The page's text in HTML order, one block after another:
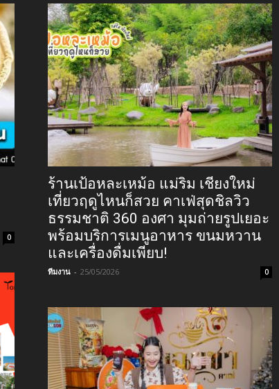
0
ร้านเป้อหละเหม้อ แม่ริม เชียงใหม่
เที่ยวฤดูไหนก็สวย คาเฟ่สุดชิลวิว
ธรรมชาติ 360 องศา มุมถ่ายรูปเยอะ
พร้อมบริการเมนูอาหาร ขนมหวาน
และเครื่องดื่มเพียบ!
ทีมงาน - 25/05/2026 0